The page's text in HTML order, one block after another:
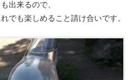
出来るので、
でも楽しめること請け合いです。